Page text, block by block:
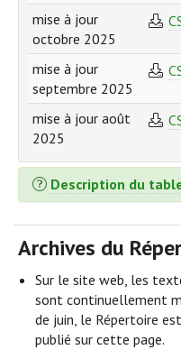
mise à jour
octobre 2025
mise à jour
septembre 2025
mise à jour août
2025
Description du
Archives du
Sur le site web, les
sont continuellement
de juin, le Répertoire
publié sur cette page.